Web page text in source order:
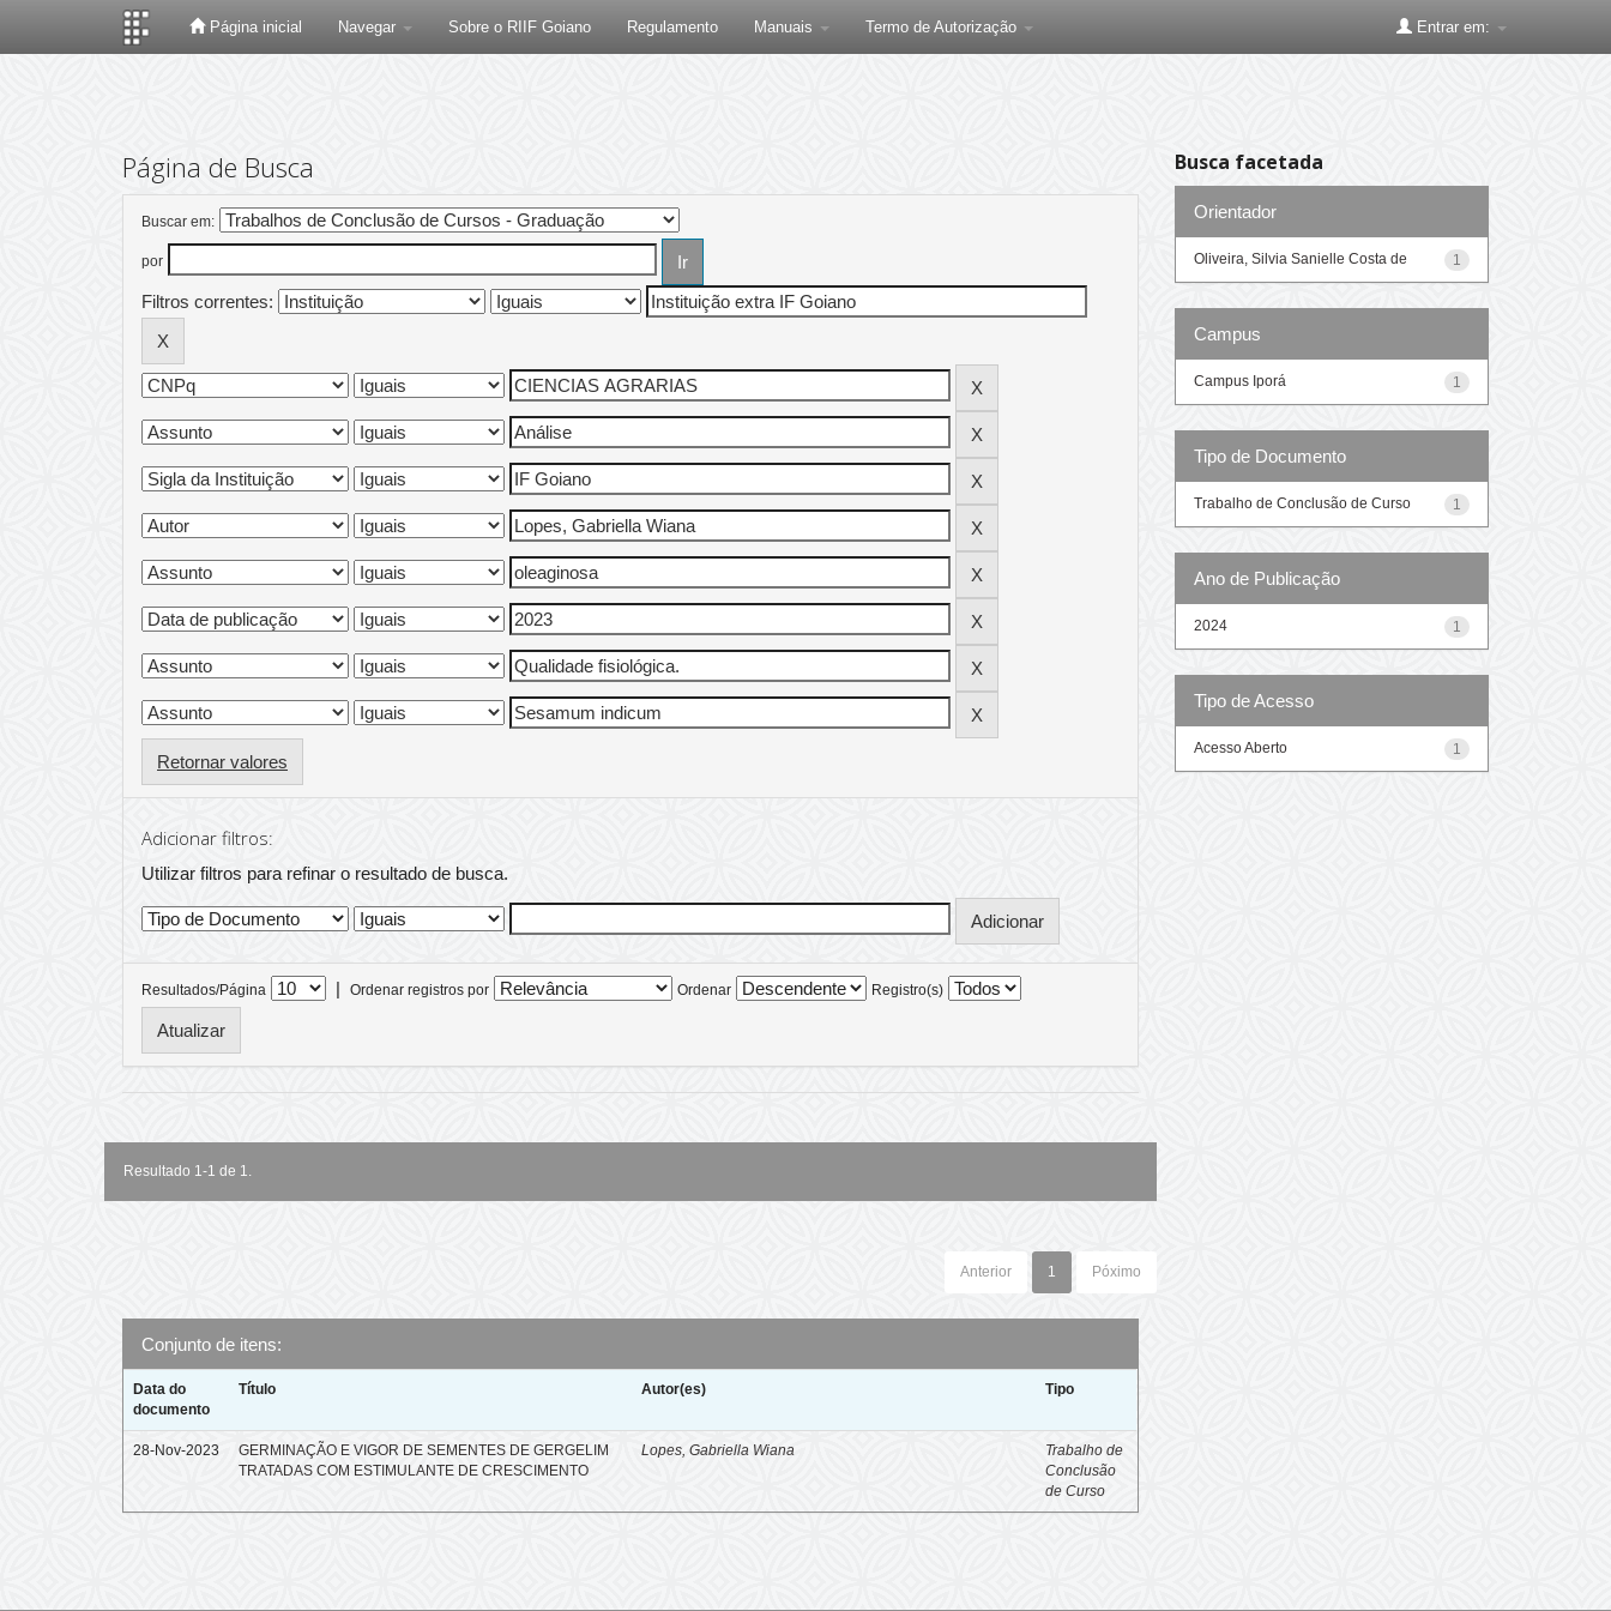
Página inicial Navegar Sobre o RIIF Goiano Regulamento Manuais Termo de Autorização Entrar em:
Página de Busca
Buscar em:
por
Filtros correntes:
Retornar valores
Adicionar filtros:
Utilizar filtros para refinar o resultado de busca.
Resultados/Página | Ordenar registros por Ordenar Registro(s)
Resultado 1-1 de 1.
Anterior 1 Póximo
Conjunto de itens:
Data do
documento
Título Autor(es) Tipo
28-Nov-2023
GERMINAÇÃO E VIGOR DE SEMENTES DE GERGELIM
TRATADAS COM ESTIMULANTE DE CRESCIMENTO
Lopes, Gabriella Wiana
Trabalho de
Conclusão
de Curso
Busca facetada
Orientador
1
Oliveira, Silvia Sanielle Costa de
Campus
1
Campus Iporá
Tipo de Documento
1
Trabalho de Conclusão de Curso
Ano de Publicação
1
2024
Tipo de Acesso
1
Acesso Aberto